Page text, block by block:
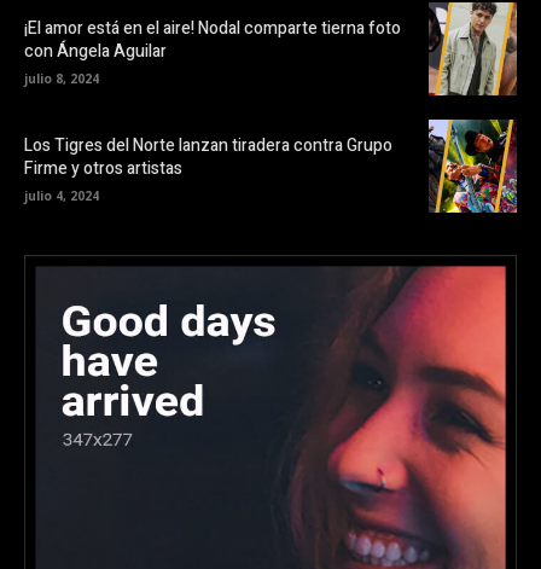
¡El amor está en el aire! Nodal comparte tierna foto
con Ángela Aguilar
julio 8, 2024
Los Tigres del Norte lanzan tiradera contra Grupo
Firme y otros artistas
julio 4, 2024